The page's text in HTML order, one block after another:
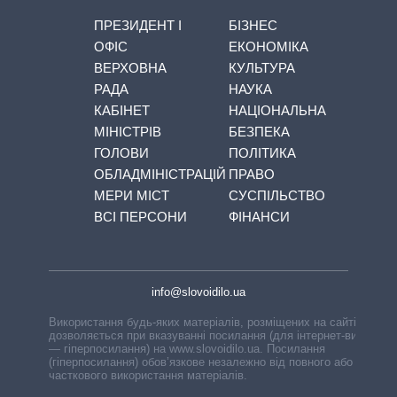
ПРЕЗИДЕНТ І
ОФІС
ВЕРХОВНА
РАДА
КАБІНЕТ
МІНІСТРІВ
ГОЛОВИ
ОБЛАДМІНІСТРАЦІЙ
МЕРИ МІСТ
ВСІ ПЕРСОНИ
БІЗНЕС
ЕКОНОМІКА
КУЛЬТУРА
НАУКА
НАЦІОНАЛЬНА
БЕЗПЕКА
ПОЛІТИКА
ПРАВО
СУСПІЛЬСТВО
ФІНАНСИ
info@slovoidilo.ua
Використання будь-яких матеріалів, розміщених на сайті,
дозволяється при вказуванні посилання (для інтернет-видань
— гіперпосилання) на www.slovoidilo.ua. Посилання
(гіперпосилання) обов’язкове незалежно від повного або
часткового використання матеріалів.